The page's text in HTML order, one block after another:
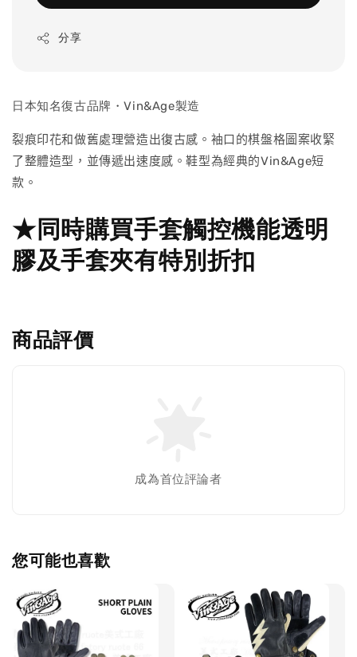
分享
日本知名復古品牌・Vin&Age製造
裂痕印花和做舊處理營造出復古感。袖口的棋盤格圖案收緊
了整體造型，並傳遞出速度感。鞋型為經典的Vin&Age短
款。
★同時購買手套觸控機能透明
膠及手套夾有特別折扣
商品評價
成為首位評論者
您可能也喜歡